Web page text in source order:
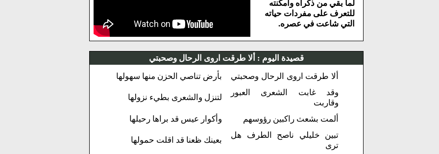
لما بقي من ذكراه وأمكنته
للتعرف على مفردات حياته
التي شاعت في عصره.
قصيدة اليوم : ألا طرقت اروى الرحال وصحبتي
ألا طرقت اروى الرحال وصحبتي
بأرض تناصي الحزن منها سهولها
وقد غابت الشعرى العبور
وقاربت
لتنزل والشعرى بطيء نزولها
ألمت بشعث راكبين رؤوسهم
وأكوار عيس قد براها رحيلها
تبين خليلي ناصح الطرف هل
ترى
بعينك ظعنا قد اقلت حمولها